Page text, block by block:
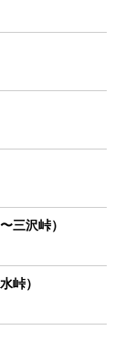
三沢峠）
峠）